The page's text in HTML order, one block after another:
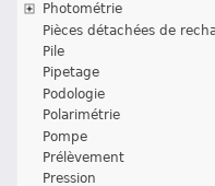
Photométrie
Pièces détachées de
Pile
Pipetage
Podologie
Polarimétrie
Pompe
Prélèvement
Pression